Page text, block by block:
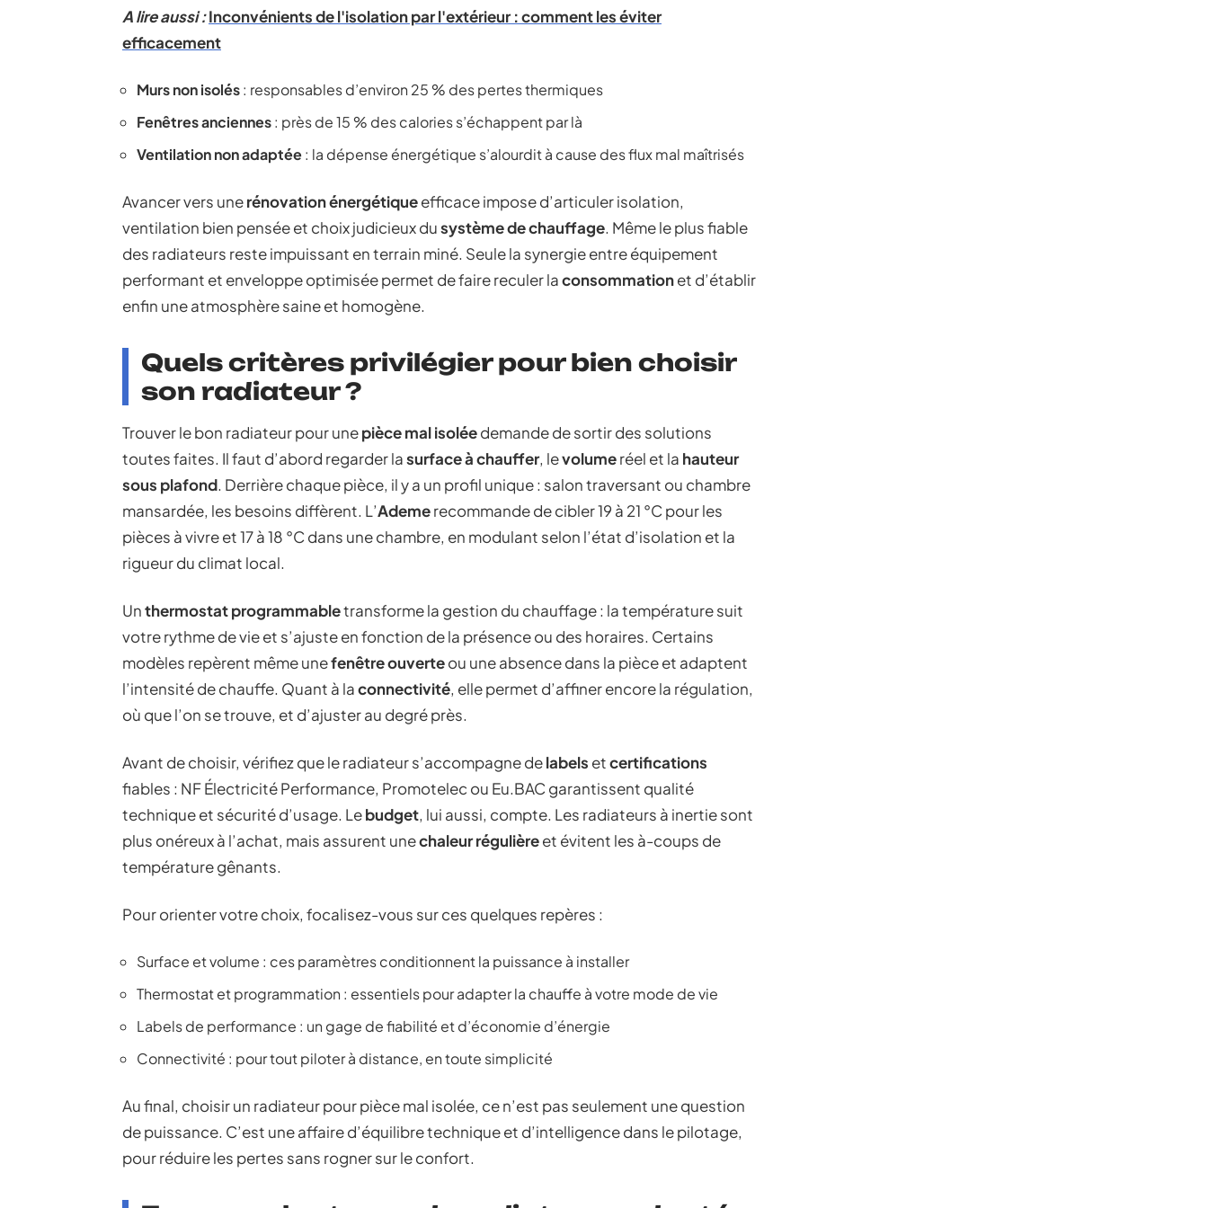
A lire aussi :Inconvénients de l'isolation par l'extérieur : comment les éviter
efficacement
Murs non isolés: responsables d’environ 25 % des pertes thermiques
Fenêtres anciennes: près de 15 % des calories s’échappent par là
Ventilation non adaptée: la dépense énergétique s’alourdit à cause des flux mal maîtrisés
Avancer vers unerénovation énergétiqueefficace impose d’articuler isolation,
ventilation bien pensée et choix judicieux dusystème de chauffage. Même le plus fiable
des radiateurs reste impuissant en terrain miné. Seule la synergie entre équipement
performant et enveloppe optimisée permet de faire reculer laconsommationet d’établir
enfin une atmosphère saine et homogène.
Quels critères privilégier pour bien choisir
son radiateur ?
Trouver le bon radiateur pour unepièce mal isoléedemande de sortir des solutions
toutes faites. Il faut d’abord regarder lasurface à chauffer, levolumeréel et la hauteur
sous plafond. Derrière chaque pièce, il y a un profil unique : salon traversant ou chambre
mansardée, les besoins diffèrent. L’Ademerecommande de cibler 19 à 21 °C pour les
pièces à vivre et 17 à 18 °C dans une chambre, en modulant selon l’état d’isolation et la
rigueur du climat local.
Unthermostat programmabletransforme la gestion du chauffage : la température suit
votre rythme de vie et s’ajuste en fonction de la présence ou des horaires. Certains
modèles repèrent même unefenêtre ouverteou une absence dans la pièce et adaptent
l’intensité de chauffe. Quant à laconnectivité, elle permet d’affiner encore la régulation,
où que l’on se trouve, et d’ajuster au degré près.
Avant de choisir, vérifiez que le radiateur s’accompagne delabels etcertifications
fiables : NF Électricité Performance, Promotelec ou Eu.BAC garantissent qualité
technique et sécurité d’usage. Lebudget, lui aussi, compte. Les radiateurs à inertie sont
plus onéreux à l’achat, mais assurent unechaleur régulièreet évitent les à-coups de
température gênants.
Pour orienter votre choix, focalisez-vous sur ces quelques repères :
Surface et volume : ces paramètres conditionnent la puissance à installer
Thermostat et programmation : essentiels pour adapter la chauffe à votre mode de vie
Labels de performance : un gage de fiabilité et d’économie d’énergie
Connectivité : pour tout piloter à distance, en toute simplicité
Au final, choisir un radiateur pour pièce mal isolée, ce n’est pas seulement une question
de puissance. C’est une affaire d’équilibre technique et d’intelligence dans le pilotage,
pour réduire les pertes sans rogner sur le confort.